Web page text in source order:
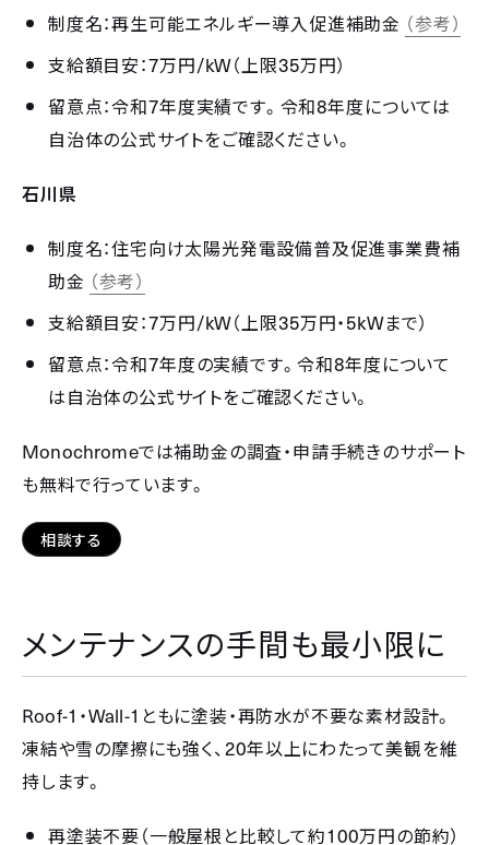
制度名：再生可能エネルギー導入促進補助金 （参考）
支給額目安：7万円/kW（上限35万円）
留意点：令和7年度実績です。令和8年度については
自治体の公式サイトをご確認ください。
石川県
制度名：住宅向け太陽光発電設備普及促進事業費補
助金 （参考）
支給額目安：7万円/kW（上限35万円・5kWまで）
留意点：令和7年度の実績です。令和8年度について
は自治体の公式サイトをご確認ください。
Monochromeでは補助金の調査・申請手続きのサポート
も無料で行っています。
相談する
メンテナンスの手間も最小限に
Roof-1 ・Wall-1 ともに塗装・再防水が不要な素材設計。
凍結や雪の摩擦にも強く、20年以上にわたって美観を維
持します。
再塗装不要（一般屋根と比較して約100万円の節約）